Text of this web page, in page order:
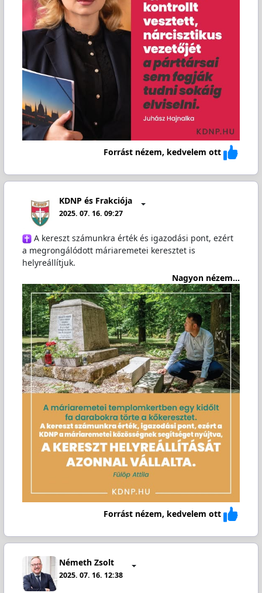
Forrást nézem, kedvelem ott
KDNP és Frakciója
2025. 07. 16. 09:27
️ A kereszt számunkra érték és igazodási pont, ezért
a megrongálódott máriaremetei keresztet is
helyreállítjuk.
Nagyon nézem...
Forrást nézem, kedvelem ott
Németh Zsolt
2025. 07. 16. 12:38